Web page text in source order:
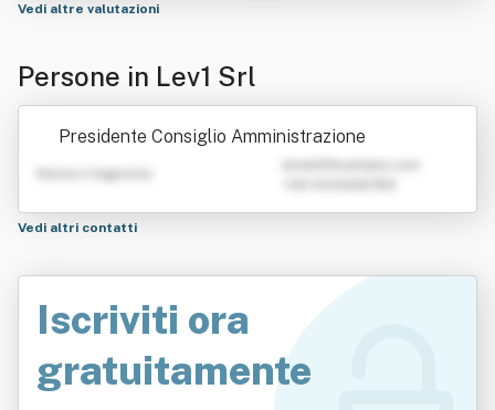
Vedi altre valutazioni
Persone in Lev1 Srl
Presidente Consiglio Amministrazione
Nome e Cognome
Vedi altri contatti
Iscriviti ora
gratuitamente